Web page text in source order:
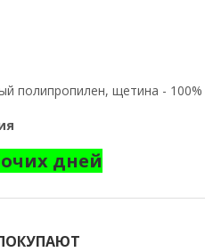
полипропилен, щетина -
дней